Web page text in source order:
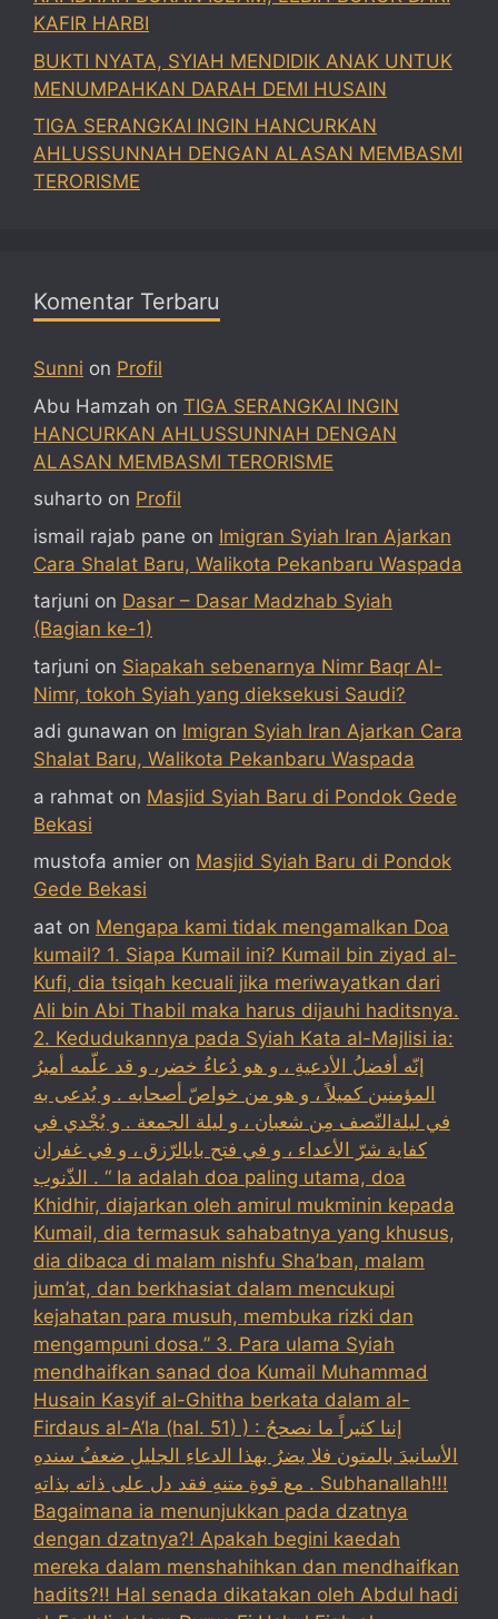
KAFIR HARBI
BUKTI NYATA, SYIAH MENDIDIK ANAK UNTUK
MENUMPAHKAN DARAH DEMI HUSAIN
TIGA SERANGKAI INGIN HANCURKAN
AHLUSSUNNAH DENGAN ALASAN MEMBASMI
TERORISME
Komentar Terbaru
Sunni on Profil
Abu Hamzah on TIGA SERANGKAI INGIN
HANCURKAN AHLUSSUNNAH DENGAN
ALASAN MEMBASMI TERORISME
suharto on Profil
ismail rajab pane on Imigran Syiah Iran Ajarkan
Cara Shalat Baru, Walikota Pekanbaru Waspada
tarjuni on Dasar – Dasar Madzhab Syiah
(Bagian ke-1)
tarjuni on Siapakah sebenarnya Nimr Baqr Al-
Nimr, tokoh Syiah yang dieksekusi Saudi?
adi gunawan on Imigran Syiah Iran Ajarkan Cara
Shalat Baru, Walikota Pekanbaru Waspada
a rahmat on Masjid Syiah Baru di Pondok Gede
Bekasi
mustofa amier on Masjid Syiah Baru di Pondok
Gede Bekasi
aat on Mengapa kami tidak mengamalkan Doa
kumail? 1. Siapa Kumail ini? Kumail bin ziyad al-
Kufi, dia tsiqah kecuali jika meriwayatkan dari
Ali bin Abi Thabil maka harus dijauhi haditsnya.
2. Kedudukannya pada Syiah Kata al-Majlisi ia:
إنّه أفضلُ الأدعيةِ ، و هو دُعاءُ خضر، و قد علّمه أميرُ
المؤمنين كميلاً ، و هو من خواصّ أصحابه . و يُدعى به
في ليلةالنّصف مِن شعبان ، و ليلة الجمعة . و يُجْدي في
كفاية شرّ الأعداء ، و في فتح بابالرّزق ، و في غفران
الذّنوب . “ Ia adalah doa paling utama, doa
Khidhir, diajarkan oleh amirul mukminin kepada
Kumail, dia termasuk sahabatnya yang khusus,
dia dibaca di malam nishfu Sha’ban, malam
jum’at, dan berkhasiat dalam mencukupi
kejahatan para musuh, membuka rizki dan
mengampuni dosa.” 3. Para ulama Syiah
mendhaifkan sanad doa Kumail Muhammad
Husain Kasyif al-Ghitha berkata dalam al-
Firdaus al-A’la (hal. 51) ) : إننا كثيراً ما نصححُ
الأسانيدَ بالمتون فلا يضرُ بهذا الدعاءِ الجليلِ ضعفُ سندهِ
مع قوةِ متنهِ فقد دل على ذاته بذاتهِ . Subhanallah!!!
Bagaimana ia menunjukkan pada dzatnya
dengan dzatnya?! Apakah begini kaedah
mereka dalam menshahihkan dan mendhaifkan
hadits?!! Hal senada dikatakan oleh Abdul hadi